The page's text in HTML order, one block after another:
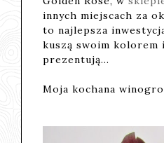
innych miejscach za
to najlepsza
kuszą swoim kolorem
prezentują...
Moja kochana